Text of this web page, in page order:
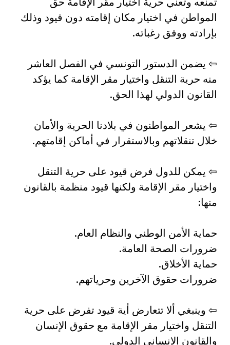
المواطن في اختيار مكان إقامته دون قيود وذلك
بإرادته ووفق رغباته.
⇦ يضمن الدستور التونسي في الفصل العاشر
منه حرية التنقل واختيار مقر الإقامة كما يؤكد
القانون الدولي لهذا الحق.
⇦ يشعر المواطنون في بلادنا الحرية والأمان
خلال تنقلاتهم وبالاستقرار في أماكن إقامتهم.
⇦ يمكن للدول فرض قيود على حرية التنقل
واختيار مقر الإقامة ولكنها قيود منظمة بالقانون
منها:
حماية الأمن الوطني والنظام العام.
ضرورات الصحة العامة.
حماية الأخلاق.
ضرورات حقوق الآخرين وحرياتهم.
⇦ وينبغي ألا تتعارض أية قيود تفرض على حرية
التنقل واختيار مقر الإقامة مع حقوق الإنسان
والقانون الإنساني الدولي.